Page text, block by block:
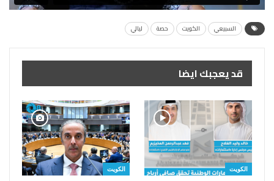
السبيعي الكويت حصة ليالي
قد يعجبك ايضا
الكويت الكويت